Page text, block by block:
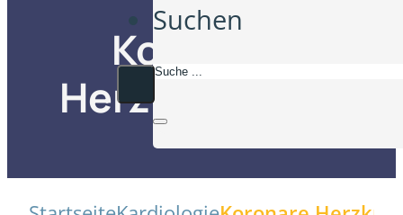
Suchen
Koronare
Herzkrankheit